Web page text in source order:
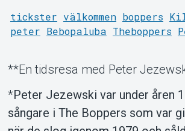
Support
tickster välkommen boppers
peter Bebopaluba Theboppers
**En tidsresa med Peter
*Peter Jezewski var under åren
sångare i The Boppers som var